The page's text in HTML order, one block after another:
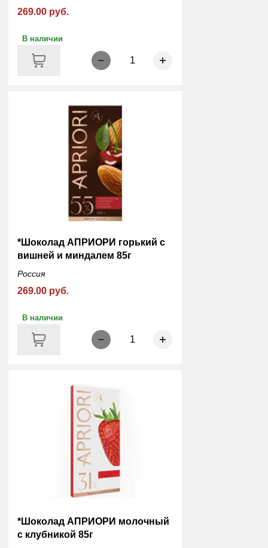
269.00 руб.
В наличии
1
*Шоколад АПРИОРИ горький с
вишней и миндалем 85г
Россия
269.00 руб.
В наличии
1
*Шоколад АПРИОРИ молочный
с клубникой 85г